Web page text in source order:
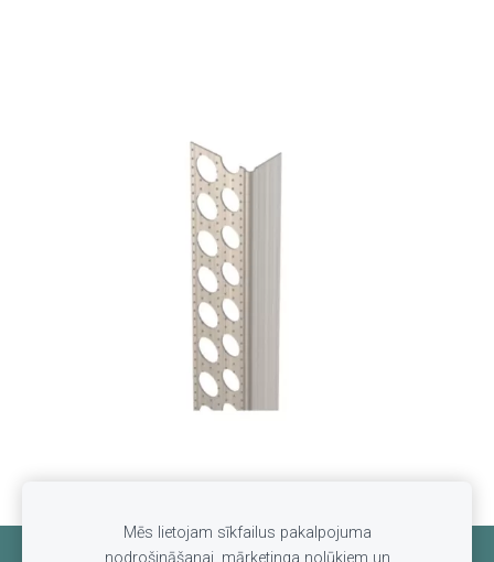
Mēs lietojam sīkfailus pakalpojuma
nodrošināšanai, mārketinga nolūkiem un